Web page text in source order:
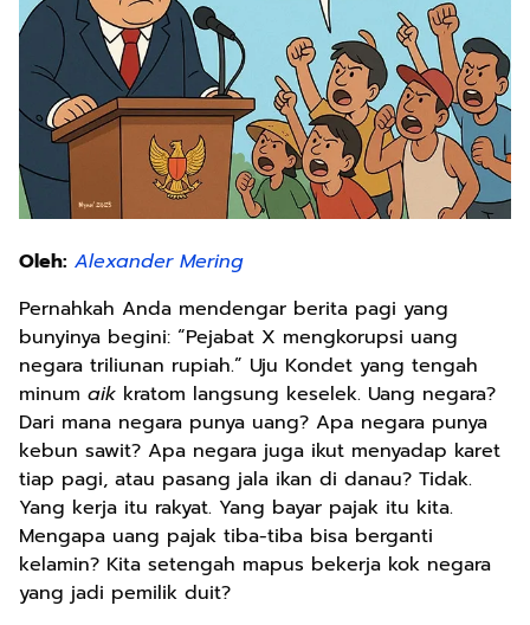
Oleh: Alexander Mering
Pernahkah Anda mendengar berita pagi yang
bunyinya begini: “Pejabat X mengkorupsi uang
negara triliunan rupiah.” Uju Kondet yang tengah
minum aik kratom langsung keselek. Uang negara?
Dari mana negara punya uang? Apa negara punya
kebun sawit? Apa negara juga ikut menyadap karet
tiap pagi, atau pasang jala ikan di danau? Tidak.
Yang kerja itu rakyat. Yang bayar pajak itu kita.
Mengapa uang pajak tiba-tiba bisa berganti
kelamin? Kita setengah mapus bekerja kok negara
yang jadi pemilik duit?